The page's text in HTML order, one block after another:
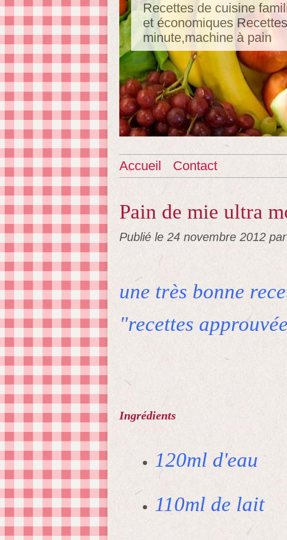
Recettes de cuisine
et économiques
minute,machine à pain
Accueil Contact
Pain de mie ultra
Publié le 24 novembre 2012
une très bonne
"recettes
Ingrédients
120ml d'eau
110ml de lait